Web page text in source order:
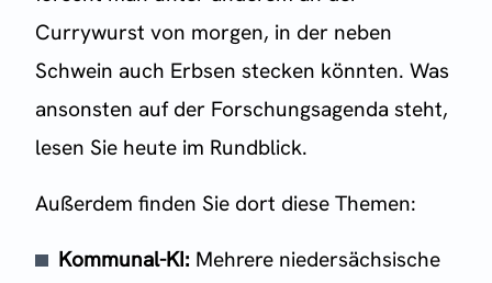
Currywurst von morgen, in der neben
Schwein auch Erbsen stecken könnten. Was
ansonsten auf der Forschungsagenda steht,
lesen Sie heute im Rundblick.
Außerdem finden Sie dort diese Themen:
Kommunal-KI: Mehrere niedersächsische